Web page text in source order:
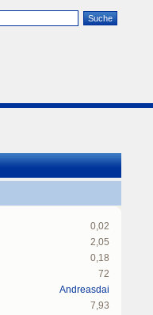
0,02
2,05
0,18
72
Andreasdai
7,93